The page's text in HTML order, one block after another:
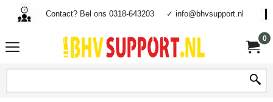
Contact? Bel ons 0318-643203 ✓ info@bhvsupport.nl
0